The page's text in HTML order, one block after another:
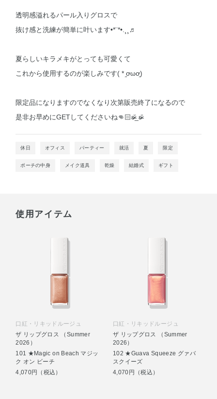
透明感溢れるパール入りグロスで
抜け感と洗練が簡単に叶います•*¨*•.¸¸♬︎
夏らしいキラメキがとっても可愛くて
これから使用するのが楽しみです( * ֦ơωơ֦)
限定品になりますのでなくなり次第販売終了になるので
是非お早めにGETしてくださいね‪👊🏻ʚ̴̶̷̆_ʚ̴̶̷̆
休日 オフィス パーティー 就活 夏 限定
ポーチの中身 メイク道具 乾燥 結婚式 ギフト
使用アイテム
口紅・リキッドルージュ
ザ リップグロス （Summer
2026）
101 ★Magic on Beach マジッ
ク オン ビーチ
4,070円（税込）
口紅・リキッドルージュ
ザ リップグロス （Summer
2026）
102 ★Guava Squeeze グァバ
スクイーズ
4,070円（税込）